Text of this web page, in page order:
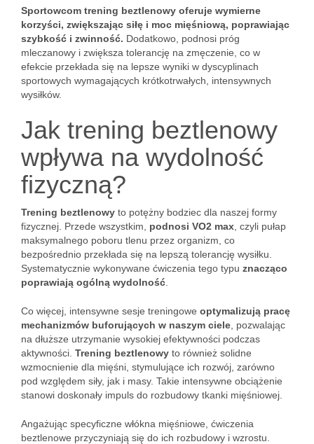
Sportowcom trening beztlenowy oferuje wymierne
korzyści, zwiększając siłę i moc mięśniową, poprawiając
szybkość i zwinność. Dodatkowo, podnosi próg
mleczanowy i zwiększa tolerancję na zmęczenie, co w
efekcie przekłada się na lepsze wyniki w dyscyplinach
sportowych wymagających krótkotrwałych, intensywnych
wysiłków.
Jak trening beztlenowy
wpływa na wydolność
fizyczną?
Trening beztlenowy to potężny bodziec dla naszej formy
fizycznej. Przede wszystkim, podnosi VO2 max , czyli pułap
maksymalnego poboru tlenu przez organizm, co
bezpośrednio przekłada się na lepszą tolerancję wysiłku.
Systematycznie wykonywane ćwiczenia tego typu znacząco
poprawiają ogólną wydolność
Co więcej, intensywne sesje treningowe optymalizują pracę
mechanizmów buforujących w naszym ciele , pozwalając
na dłuższe utrzymanie wysokiej efektywności podczas
aktywności. Trening beztlenowy to również solidne
wzmocnienie dla mięśni, stymulujące ich rozwój, zarówno
pod względem siły, jak i masy. Takie intensywne obciążenie
stanowi doskonały impuls do rozbudowy tkanki mięśniowej.
Angażując specyficzne włókna mięśniowe, ćwiczenia
beztlenowe przyczyniają się do ich rozbudowy i wzrostu.